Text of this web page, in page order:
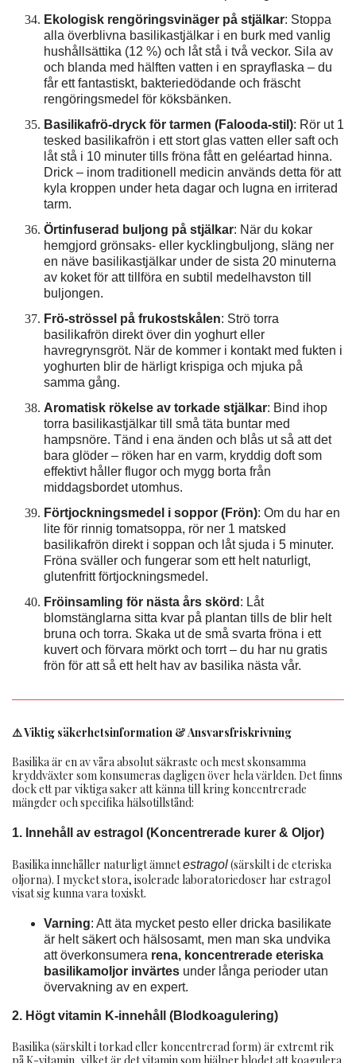
Ekologisk rengöringsvinäger på stjälkar: Stoppa
alla överblivna basilikastjälkar i en burk med vanlig
hushållsättika (12 %) och låt stå i två veckor. Sila av
och blanda med hälften vatten i en sprayflaska – du
får ett fantastiskt, bakteriedödande och fräscht
rengöringsmedel för köksbänken.
Basilikafrö-dryck för tarmen (Falooda-stil): Rör ut 1
tesked basilikafrön i ett stort glas vatten eller saft och
låt stå i 10 minuter tills fröna fått en geléartad hinna.
Drick – inom traditionell medicin används detta för att
kyla kroppen under heta dagar och lugna en irriterad
tarm.
Örtinfuserad buljong på stjälkar: När du kokar
hemgjord grönsaks- eller kycklingbuljong, släng ner
en näve basilikastjälkar under de sista 20 minuterna
av koket för att tillföra en subtil medelhavston till
buljongen.
Frö-strössel på frukostskålen: Strö torra
basilikafrön direkt över din yoghurt eller
havregrynsgröt. När de kommer i kontakt med fukten i
yoghurten blir de härligt krispiga och mjuka på
samma gång.
Aromatisk rökelse av torkade stjälkar: Bind ihop
torra basilikastjälkar till små täta buntar med
hampsnöre. Tänd i ena änden och blås ut så att det
bara glöder – röken har en varm, kryddig doft som
effektivt håller flugor och mygg borta från
middagsbordet utomhus.
Förtjockningsmedel i soppor (Frön): Om du har en
lite för rinnig tomatsoppa, rör ner 1 matsked
basilikafrön direkt i soppan och låt sjuda i 5 minuter.
Fröna sväller och fungerar som ett helt naturligt,
glutenfritt förtjockningsmedel.
Fröinsamling för nästa års skörd : Låt
blomstänglarna sitta kvar på plantan tills de blir helt
bruna och torra. Skaka ut de små svarta fröna i ett
kuvert och förvara mörkt och torrt – du har nu gratis
frön för att så ett helt hav av basilika nästa vår.
⚠️ Viktig säkerhetsinformation & Ansvarsfriskrivning
Basilika är en av våra absolut säkraste och mest skonsamma
kryddväxter som konsumeras dagligen över hela världen. Det finns
dock ett par viktiga saker att känna till kring koncentrerade
mängder och specifika hälsotillstånd:
1. Innehåll av estragol (Koncentrerade kurer & Oljor)
Basilika innehåller naturligt ämnetestragol(särskilt i de eteriska
oljorna). I mycket stora, isolerade laboratoriedoser har estragol
visat sig kunna vara toxiskt.
Varning: Att äta mycket pesto eller dricka basilikate
är helt säkert och hälsosamt, men man ska undvika
att överkonsumera rena, koncentrerade eteriska
basilikamoljor invärtes under långa perioder utan
övervakning av en expert.
2. Högt vitamin K-innehåll (Blodkoagulering)
Basilika (särskilt i torkad eller koncentrerad form) är extremt rik